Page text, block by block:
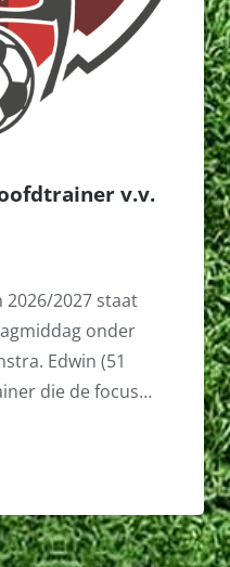
v.v.
2027 staat
onder
Edwin (51
die de focus…